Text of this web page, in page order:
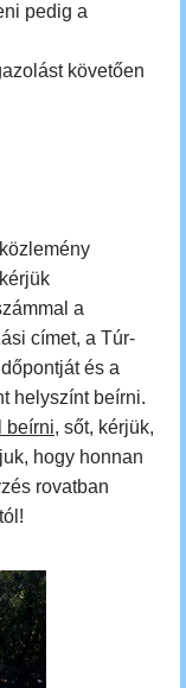
pedig a
követően
a
címet, a Túr-
és a
helyszínt beírni.
beírni, sőt, kérjük,
hogy honnan
rovatban